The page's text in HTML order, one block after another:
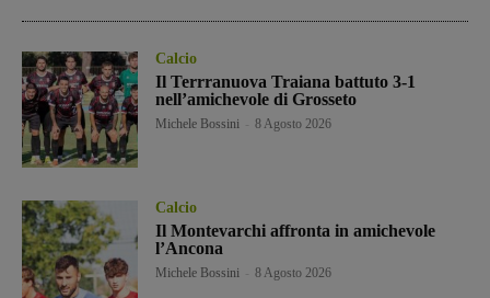
Calcio
Il Terrranuova Traiana battuto 3-1
nell’amichevole di Grosseto
Michele Bossini 8 Agosto 2026
Calcio
Il Montevarchi affronta in amichevole
l’Ancona
Michele Bossini 8 Agosto 2026